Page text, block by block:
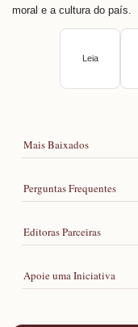
moral e a cultura do país.
Leia
Mais Baixados
Perguntas Frequentes
Editoras Parceiras
Apoie uma Iniciativa